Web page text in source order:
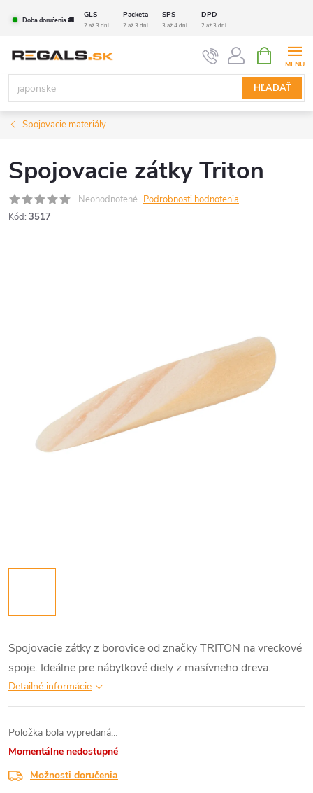
Doba doručenia 🚚
GLS Packeta SPS DPD
2 až 3 dni 2 až 3 dni 3 až 4 dni 2 až 3 dni
HĽADAŤ
KOŠÍK
Spojovacie materiály
Spojovacie zátky Triton
Neohodnotené Podrobnosti hodnotenia
Kód: 3517
Spojovacie zátky z borovice od značky TRITON na vreckové
spoje. Ideálne pre nábytkové diely z masívneho dreva.
Detailné informácie
Položka bola vypredaná…
Momentálne nedostupné
Možnosti doručenia